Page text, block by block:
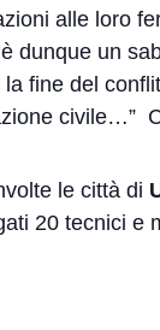
alle loro
dunque un
fine del
civile…”
le città di
20 tecnici